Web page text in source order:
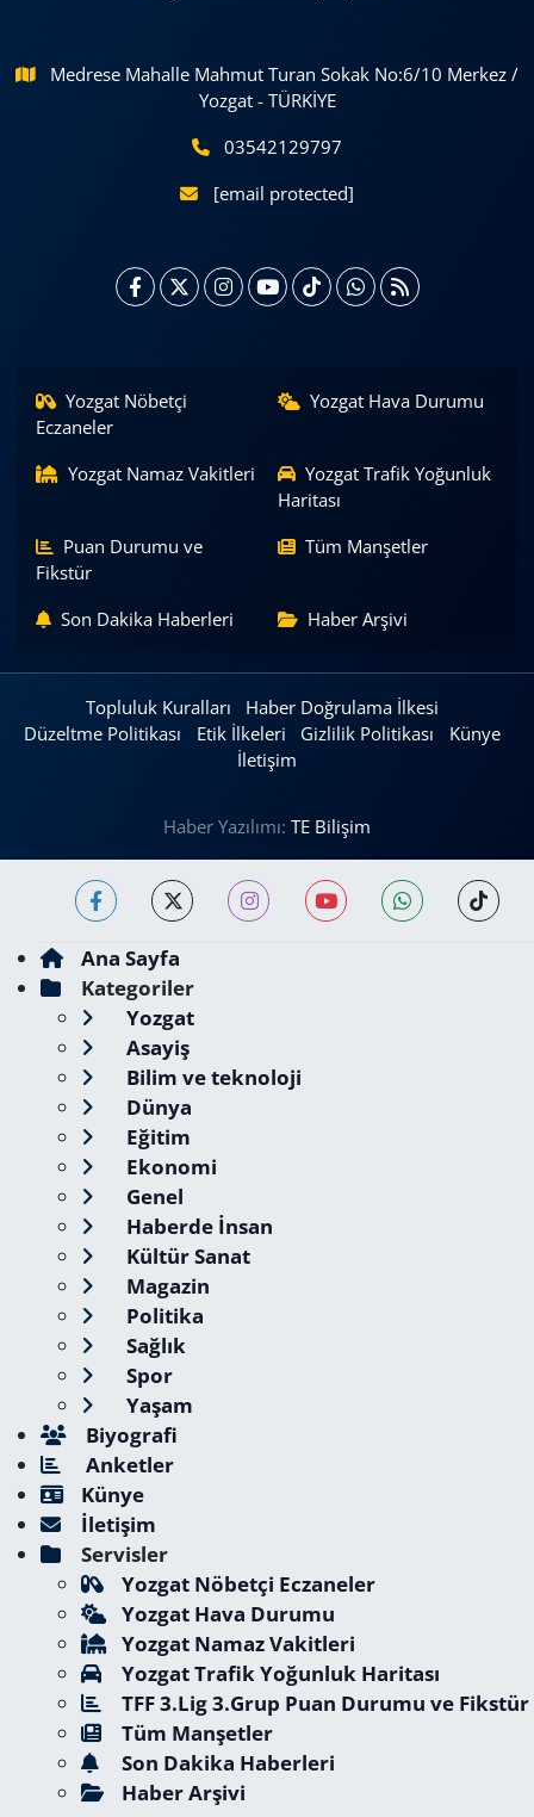
Medrese Mahalle Mahmut Turan Sokak No:6/10 Merkez /
Yozgat - TÜRKİYE
03542129797
[email protected]
Yozgat Nöbetçi
Eczaneler
Yozgat Hava Durumu
Yozgat Namaz Vakitleri
Yozgat Trafik Yoğunluk
Haritası
Puan Durumu ve
Fikstür
Tüm Manşetler
Son Dakika Haberleri Haber Arşivi
Topluluk Kuralları
Haber Doğrulama İlkesi
Düzeltme Politikası
Etik İlkeleri Gizlilik Politikası
Künye
İletişim
Haber Yazılımı: TE Bilişim
Ana Sayfa
Kategoriler
Yozgat
Asayiş
Bilim ve teknoloji
Dünya
Eğitim
Ekonomi
Genel
Haberde İnsan
Kültür Sanat
Magazin
Politika
Sağlık
Spor
Yaşam
Biyografi
Anketler
Künye
İletişim
Servisler
Yozgat Nöbetçi Eczaneler
Yozgat Hava Durumu
Yozgat Namaz Vakitleri
Yozgat Trafik Yoğunluk Haritası
TFF 3.Lig 3.Grup Puan Durumu ve Fikstür
Tüm Manşetler
Son Dakika Haberleri
Haber Arşivi